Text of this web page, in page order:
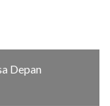
Depan